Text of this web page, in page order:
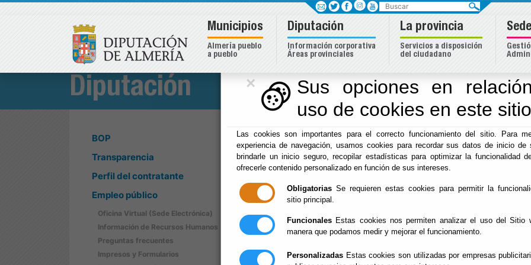
×
Sus opciones en
uso de cookies en este sitio
Las cookies son importantes para el correcto funcionamiento del sitio. Para
experiencia de navegación, usamos cookies para recordar sus datos de inicio de
brindarle un inicio seguro, recopilar estadísticas para optimizar la funcionalidad
ofrecerle contenido personalizado en función de sus intereses.
Obligatorias Se requieren estas cookies para permitir la
sitio principal.
Funcionales Estas cookies nos permiten analizar el uso del Sitio
manera que podamos medir y mejorar el funcionamiento.
Personalizadas Estas cookies son utilizadas por empresas
Diputación
BOP
Transparencia
Perfil del contratante
Empleo público
Oficina Virtual (Sede Electrónica)
Información de Recursos Humanos
Preguntas frecuentes
Impresos y Formularios
Inicio -Diputación - CANAL DE INFORMACIÓN DE
CANAL DE
INFRACCIONES
Escuchar
EsteCanalnace de la obligación legal, establecida por
- posibilitar que la ciudadanía pueda poner en
Buscar
Municipios
Almería pueblo
a pueblo
Diputación
Información corporativa
Áreas provinciales
La provincia
Servicios a disposición
del ciudadano